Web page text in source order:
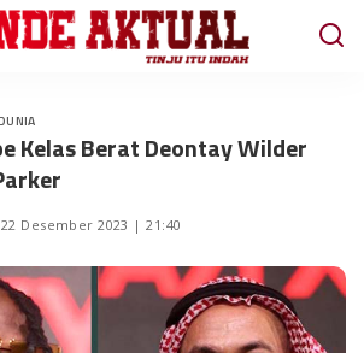
Kelas Berat Deontay Wilder
22 Desember 2023 | 21:40